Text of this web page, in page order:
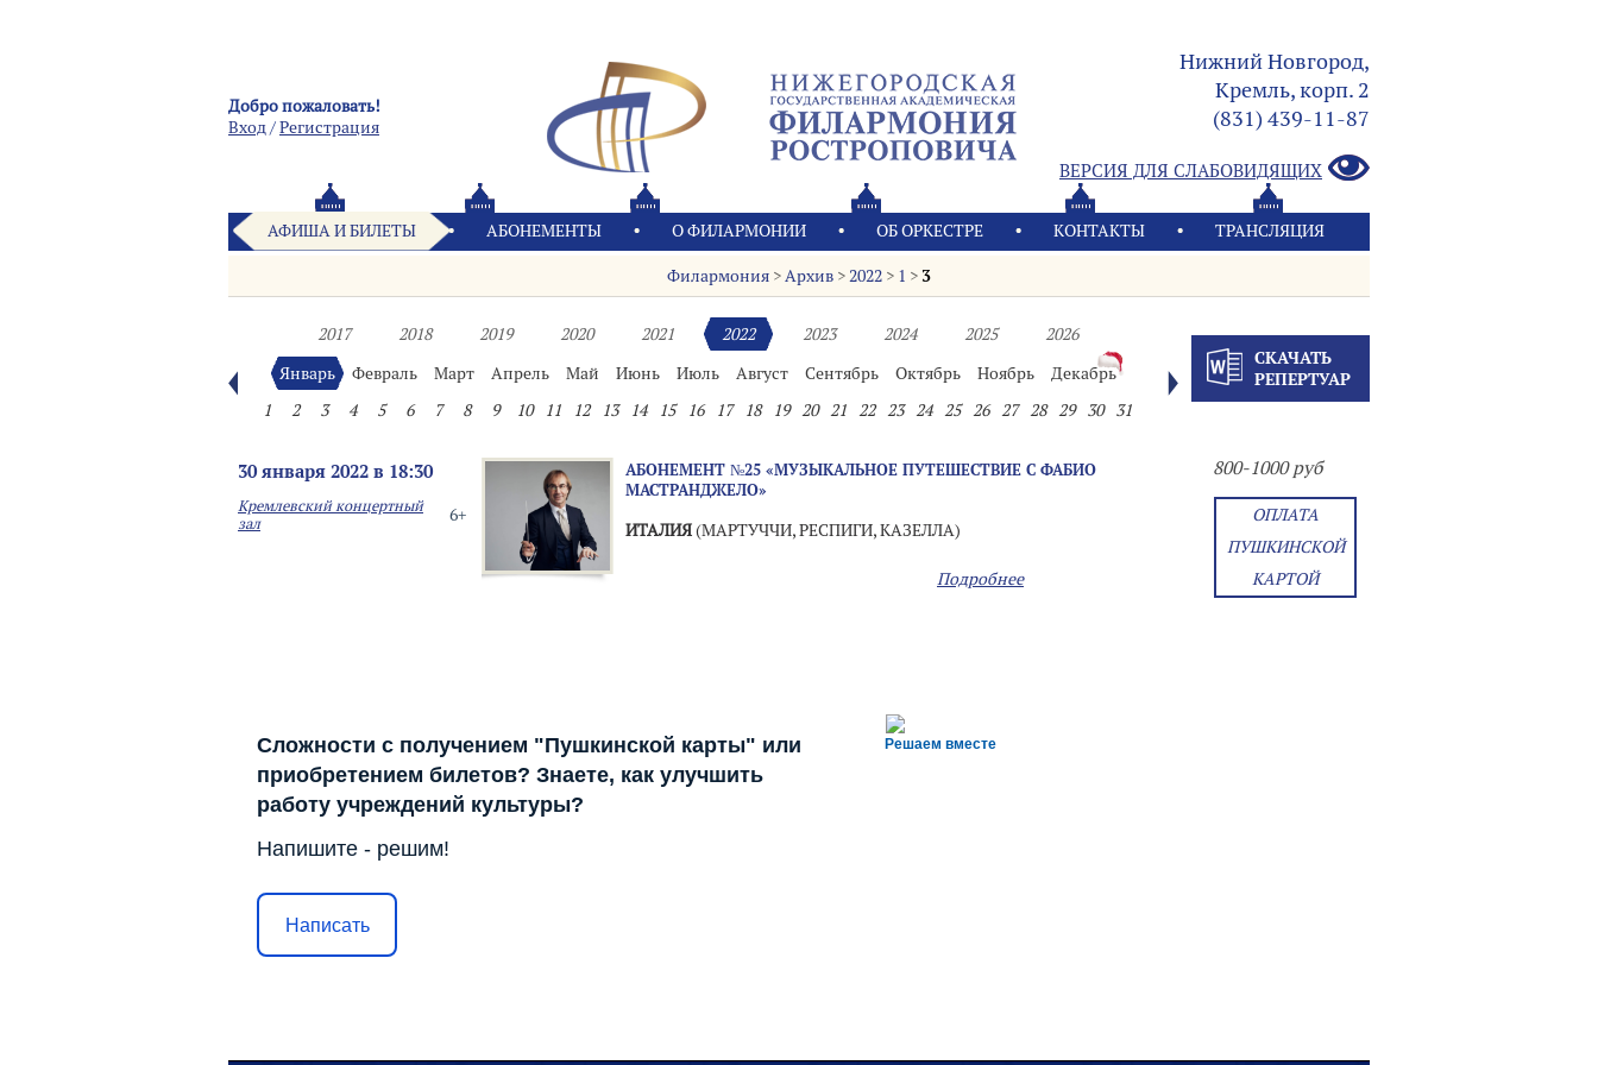
Добро пожаловать!
Вход/Pегистрация
Нижний Новгород,
Кремль, корп. 2
(831) 439-11-87
ВЕРСИЯ ДЛЯ СЛАБОВИДЯЩИХ
АФИША И БИЛЕТЫ АБОНЕМЕНТЫ О ФИЛАРМОНИИ OБ ОРКЕСТРЕ КОНТАКТЫ ТРАНСЛЯЦИЯ
Филармония >Архив >2022 > 1 > 3
2017 2018 2019 2020 2021 2022 2023 2024 2025
2026
Январь
Февраль Март Апрель Май Июнь Июль Август Сентябрь Октябрь Ноябрь
Декабрь
1
2 3 4 5 6 7 8 9 10 11 12 13 14 15 16 17 18 19 20 21 22 23 24 25 26 27 28 29 30 31
СКАЧАТЬ
РЕПЕРТУАР
30 января 2022 в 18:30
6+
Кремлевский концертный
зал
АБОНЕМЕНТ №25 «МУЗЫКАЛЬНОЕ ПУТЕШЕСТВИЕ С ФАБИО
МАСТРАНДЖЕЛО»
ИТАЛИЯ(МАРТУЧЧИ, РЕСПИГИ, КАЗЕЛЛА)
Подробнее
800-1000 руб
ОПЛАТА
ПУШКИНСКОЙ
КАРТОЙ
Решаем вместе
Сложности с получением "Пушкинской карты" или
приобретением билетов? Знаете, как улучшить
работу учреждений культуры?
Напишите - решим!
Написать